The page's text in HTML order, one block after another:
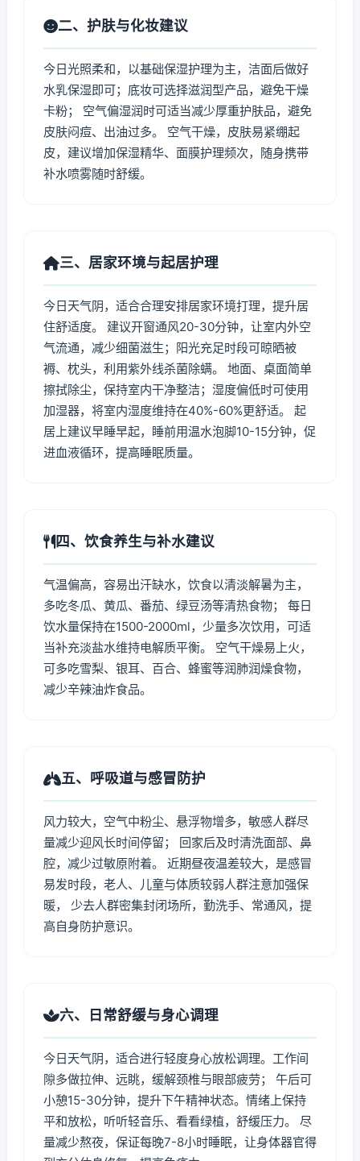
二、护肤与化妆建议
今日光照柔和，以基础保湿护理为主，洁面后做好
水乳保湿即可；底妆可选择滋润型产品，避免干燥
卡粉； 空气偏湿润时可适当减少厚重护肤品，避免
皮肤闷痘、出油过多。 空气干燥，皮肤易紧绷起
皮，建议增加保湿精华、面膜护理频次，随身携带
补水喷雾随时舒缓。
三、居家环境与起居护理
今日天气阴，适合合理安排居家环境打理，提升居
住舒适度。 建议开窗通风20-30分钟，让室内外空
气流通，减少细菌滋生；阳光充足时段可晾晒被
褥、枕头，利用紫外线杀菌除螨。 地面、桌面简单
擦拭除尘，保持室内干净整洁；湿度偏低时可使用
加湿器，将室内湿度维持在40%-60%更舒适。 起
居上建议早睡早起，睡前用温水泡脚10-15分钟，促
进血液循环，提高睡眠质量。
四、饮食养生与补水建议
气温偏高，容易出汗缺水，饮食以清淡解暑为主，
多吃冬瓜、黄瓜、番茄、绿豆汤等清热食物； 每日
饮水量保持在1500-2000ml，少量多次饮用，可适
当补充淡盐水维持电解质平衡。 空气干燥易上火，
可多吃雪梨、银耳、百合、蜂蜜等润肺润燥食物，
减少辛辣油炸食品。
五、呼吸道与感冒防护
风力较大，空气中粉尘、悬浮物增多，敏感人群尽
量减少迎风长时间停留； 回家后及时清洗面部、鼻
腔，减少过敏原附着。 近期昼夜温差较大，是感冒
易发时段，老人、儿童与体质较弱人群注意加强保
暖， 少去人群密集封闭场所，勤洗手、常通风，提
高自身防护意识。
六、日常舒缓与身心调理
今日天气阴，适合进行轻度身心放松调理。工作间
隙多做拉伸、远眺，缓解颈椎与眼部疲劳； 午后可
小憩15-30分钟，提升下午精神状态。情绪上保持
平和放松，听听轻音乐、看看绿植，舒缓压力。 尽
量减少熬夜，保证每晚7-8小时睡眠，让身体器官得